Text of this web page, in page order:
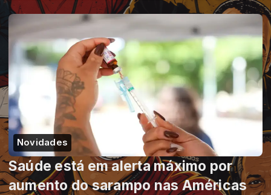
Novidades
Saúde está em alerta máximo por
aumento do sarampo nas Américas